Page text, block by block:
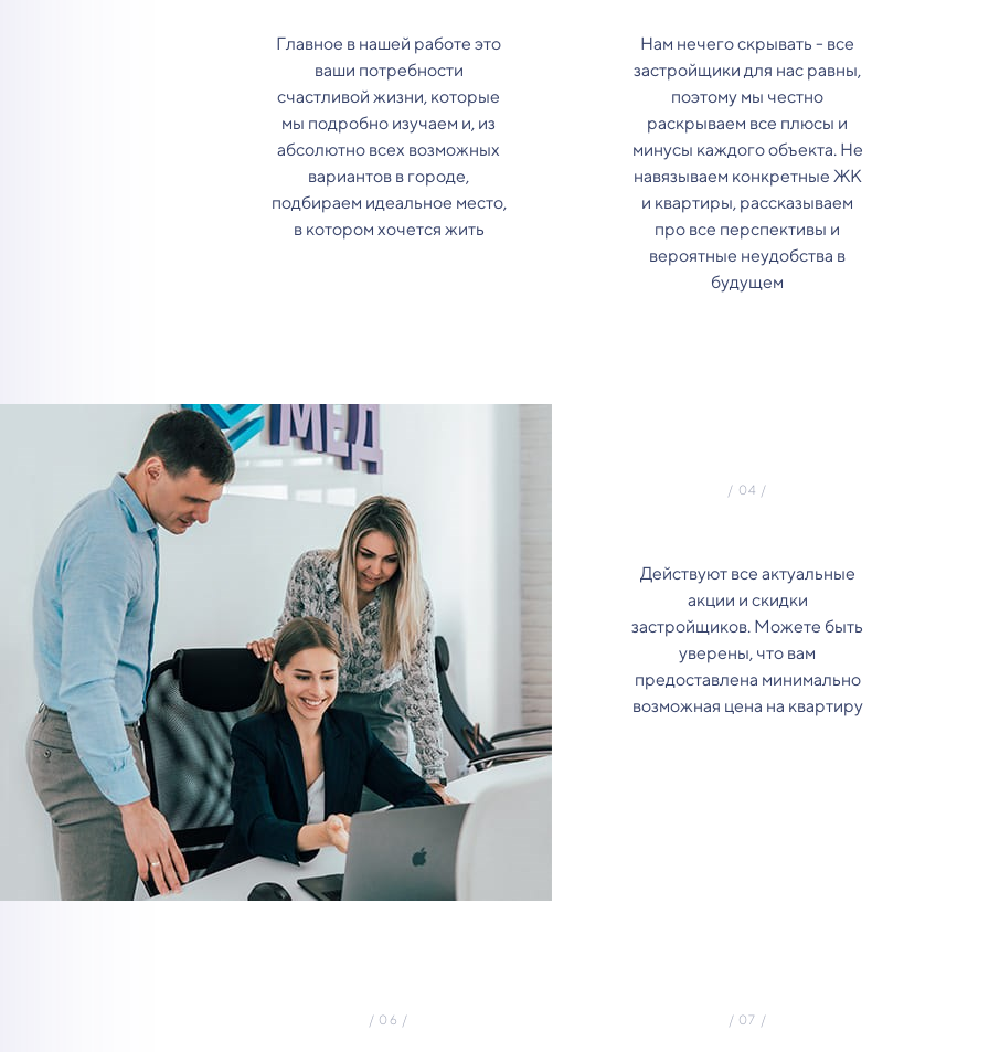
Главное в нашей работе это
ваши потребности
счастливой жизни, которые
мы подробно изучаем и, из
абсолютно всех возможных
вариантов в городе,
подбираем идеальное место,
в котором хочется жить
Нам нечего скрывать - все
застройщики для нас равны,
поэтому мы честно
раскрываем все плюсы и
минусы каждого объекта. Не
навязываем конкретные ЖК
и квартиры, рассказываем
про все перспективы и
вероятные неудобства в
будущем
Действуют все актуальные
акции и скидки
застройщиков. Можете быть
уверены, что вам
предоставлена минимально
возможная цена на квартиру